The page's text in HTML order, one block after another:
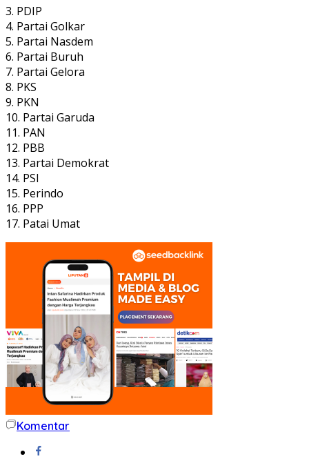
3. PDIP
4. Partai Golkar
5. Partai Nasdem
6. Partai Buruh
7. Partai Gelora
8. PKS
9. PKN
10. Partai Garuda
11. PAN
12. PBB
13. Partai Demokrat
14. PSI
15. Perindo
16. PPP
17. Patai Umat
Komentar